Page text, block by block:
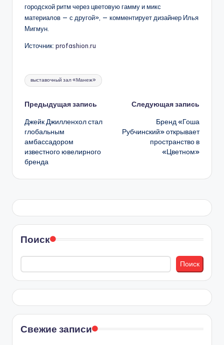
городской ритм через цветовую гамму и микс
материалов — с другой», — комментирует дизайнер Илья
Мигмун.
Источник: profashion.ru
Метки:
выставочный зал «Манеж»
Навигация
записи
Предыдущая запись
Джейк Джилленхол стал
глобальным
амбассадором
известного ювелирного
бренда
Следующая запись
Бренд «Гоша
Рубчинский» открывает
пространство в
«Цветном»
Поиск
Поиск
Свежие записи